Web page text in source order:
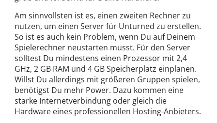
Am sinnvollsten ist es, einen zweiten Rechner zu
nutzen, um einen Server für Unturned zu erstellen.
So ist es auch kein Problem, wenn Du auf Deinem
Spielerechner neustarten musst. Für den Server
solltest Du mindestens einen Prozessor mit 2,4
GHz, 2 GB RAM und 4 GB Speicherplatz einplanen.
Willst Du allerdings mit größeren Gruppen spielen,
benötigst Du mehr Power. Dazu kommen eine
starke Internetverbindung oder gleich die
Hardware eines professionellen Hosting-Anbieters.